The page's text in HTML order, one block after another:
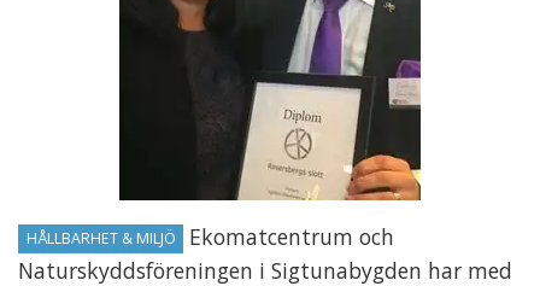
HÅLLBARHET & MILJÖ
Ekomatcentrum och
Naturskyddsföreningen i Sigtunabygden har med